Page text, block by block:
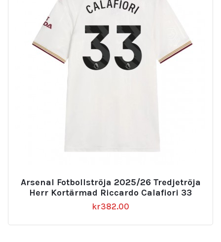
Arsenal Fotbollströja 2025/26 Tredjetröja
Herr Kortärmad Riccardo Calafiori 33
kr382.00